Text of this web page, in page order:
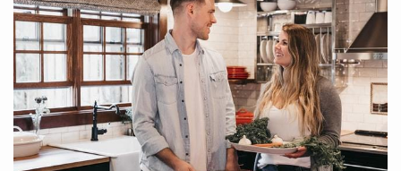
未分類(16)
男性向け(3)
結婚相談所の基礎知識(5)